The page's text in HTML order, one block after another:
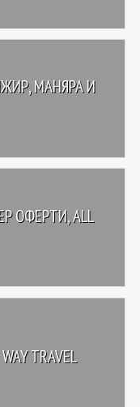
МАНЯРА И
ОФЕРТИ, ALL
TRAVEL